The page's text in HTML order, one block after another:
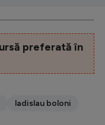
preferată în
ladislau boloni